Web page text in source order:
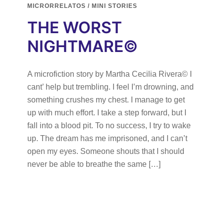
MICRORRELATOS / MINI STORIES
THE WORST
NIGHTMARE©
A microfiction story by Martha Cecilia Rivera© I
cant’ help but trembling. I feel I’m drowning, and
something crushes my chest. I manage to get
up with much effort. I take a step forward, but I
fall into a blood pit. To no success, I try to wake
up. The dream has me imprisoned, and I can’t
open my eyes. Someone shouts that I should
never be able to breathe the same […]